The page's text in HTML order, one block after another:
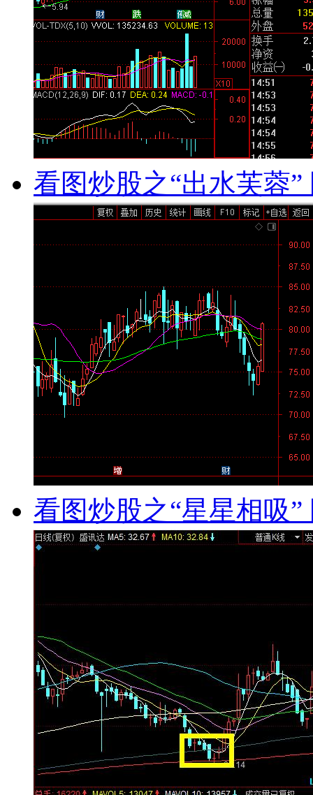
看图炒股之“出水芙蓉”
看图炒股之“星星相吸”